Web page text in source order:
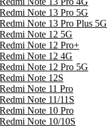
Redmi Note 13 Pro 5G
Redmi Note 13 Pro Plus 5G
Redmi Note 12 5G
Redmi Note 12 Pro+
Redmi Note 12 4G
Redmi Note 12 Pro 5G
Redmi Note 12S
Redmi Note 11 Pro
Redmi Note 11/11S
Redmi Note 10 Pro
Redmi Note 10/10S